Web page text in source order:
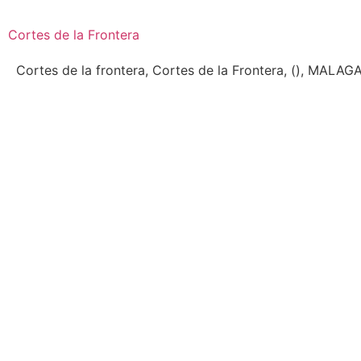
Cortes de la Frontera
Cortes de la frontera, Cortes de la Frontera, (), MALAGA